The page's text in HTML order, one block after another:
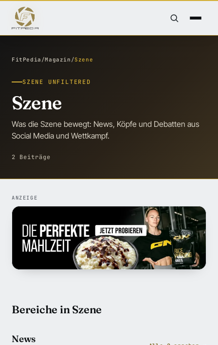
FitPedia /Magazin /Szene
SZENE UNFILTERED
Szene
Was die Szene bewegt: News, Köpfe und Debatten aus
Social Media und Wettkampf.
2 Beiträge
ANZEIGE
Bereiche in Szene
News